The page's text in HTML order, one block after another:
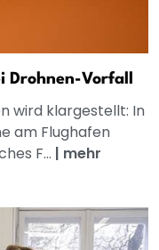
Drohnen-Vorfall
wird klargestellt: In
am Flughafen
F... | mehr